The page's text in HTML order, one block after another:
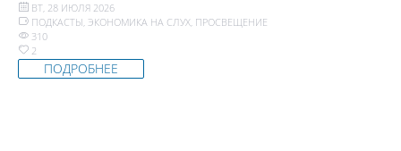
ВТ, 28 ИЮЛЯ 2026
ПОДКАСТЫ ЭКОНОМИКА НА СЛУХ ПРОСВЕЩЕНИЕ
310
2
ПОДРОБНЕЕ